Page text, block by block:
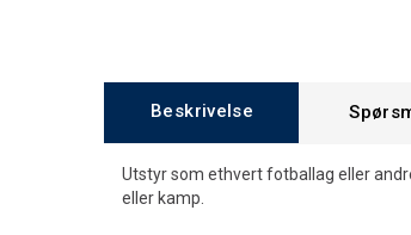
Beskrivelse
Utstyr som ethvert fotballag eller
eller kamp.